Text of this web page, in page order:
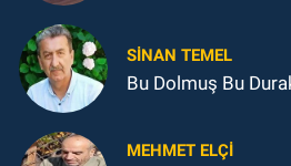
SINAN TEMEL
Bu Dolmuş Bu
MEHMET ELÇI